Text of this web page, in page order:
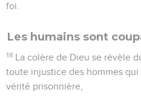
foi.
Les humains sont
18 La colère de Dieu se révèle
toute injustice des hommes
vérité prisonnière,